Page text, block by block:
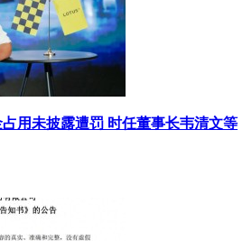
用未披露遭罚 时任董事长韦清文等